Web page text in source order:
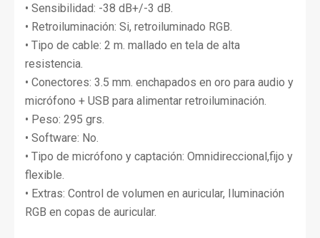
• Sensibilidad: -38 dB+/-3 dB.
• Retroiluminación: Si, retroiluminado RGB.
• Tipo de cable: 2 m. mallado en tela de alta
resistencia.
• Conectores: 3.5 mm. enchapados en oro para audio y
micrófono + USB para alimentar retroiluminación.
• Peso: 295 grs.
• Software: No.
• Tipo de micrófono y captación: Omnidireccional,fijo y
flexible.
• Extras: Control de volumen en auricular, Iluminación
RGB en copas de auricular.